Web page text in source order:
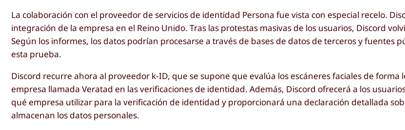
La colaboración con el proveedor de servicios de identidad Persona fue vista con especial recelo.
integración de la empresa en el Reino Unido. Tras las protestas masivas de los usuarios, Discord
Según los informes, los datos podrían procesarse a través de bases de datos de terceros y fuentes
esta prueba.
Discord recurre ahora al proveedor k-ID, que se supone que evalúa los escáneres faciales de forma
empresa llamada Veratad en las verificaciones de identidad. Además, Discord ofrecerá a los
qué empresa utilizar para la verificación de identidad y proporcionará una declaración detallada
almacenan los datos personales.